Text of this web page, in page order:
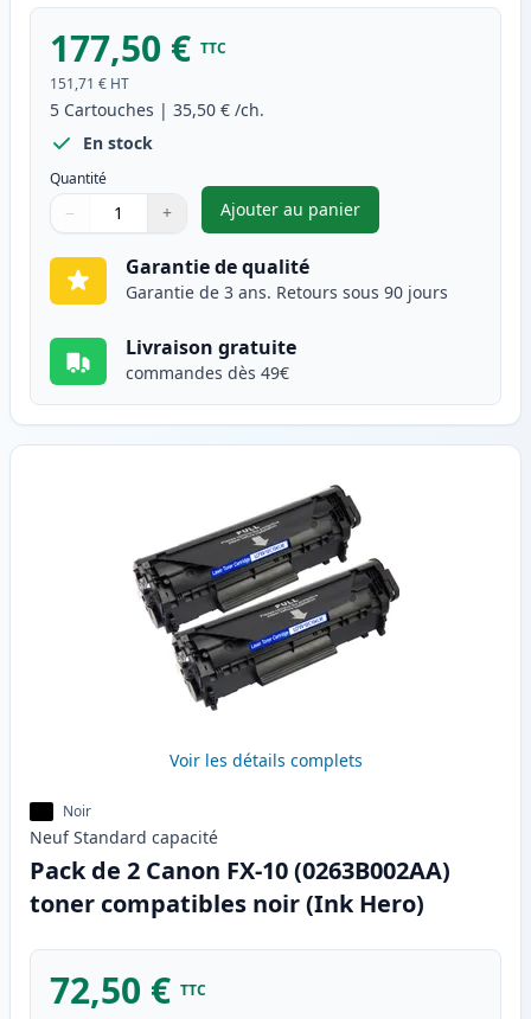
177,50 € TTC
151,71 € HT
5 Cartouches | 35,50 € /ch.
En stock
Quantité
Quantité
Utilisez les boutons pour ajuster
− +
Quantité
Ajouter au panier
,Pack de 5 Canon FX-10
Garantie de qualité
Garantie de 3 ans. Retours sous 90 jours
Livraison gratuite
commandes dès 49€
Voir les détails complets
Noir
Neuf Standard capacité
Pack de 2 Canon FX-10 (0263B002AA)
toner compatibles noir (Ink Hero)
72,50 € TTC